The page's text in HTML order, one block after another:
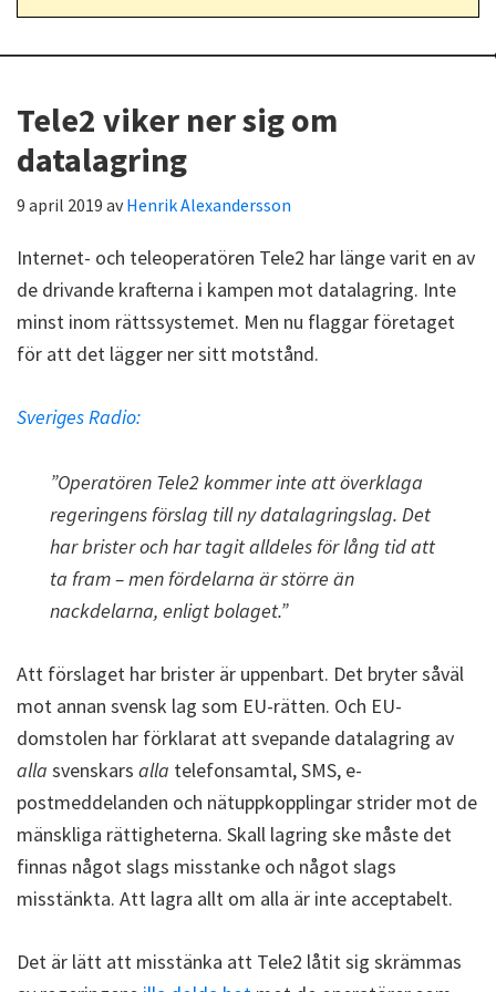
Tele2 viker ner sig om
datalagring
9 april 2019 avHenrik Alexandersson
Internet- och teleoperatören Tele2 har länge varit en av
de drivande krafterna i kampen mot datalagring. Inte
minst inom rättssystemet. Men nu flaggar företaget
för att det lägger ner sitt motstånd.
Sveriges Radio:
”Operatören Tele2 kommer inte att överklaga
regeringens förslag till ny datalagringslag. Det
har brister och har tagit alldeles för lång tid att
ta fram – men fördelarna är större än
nackdelarna, enligt bolaget.”
Att förslaget har brister är uppenbart. Det bryter såväl
mot annan svensk lag som EU-rätten. Och EU-
domstolen har förklarat att svepande datalagring av
alla svenskars alla telefonsamtal, SMS, e-
postmeddelanden och nätuppkopplingar strider mot de
mänskliga rättigheterna. Skall lagring ske måste det
finnas något slags misstanke och något slags
misstänkta. Att lagra allt om alla är inte acceptabelt.
Det är lätt att misstänka att Tele2 låtit sig skrämmas